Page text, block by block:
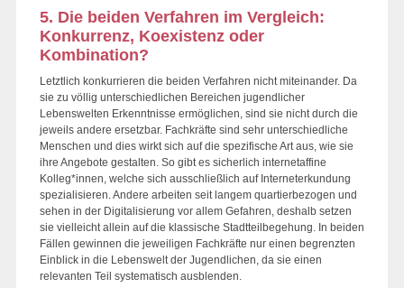
5. Die beiden Verfahren im Vergleich:
Konkurrenz, Koexistenz oder
Kombination?
Letztlich konkurrieren die beiden Verfahren nicht miteinander. Da
sie zu völlig unterschiedlichen Bereichen jugendlicher
Lebenswelten Erkenntnisse ermöglichen, sind sie nicht durch die
jeweils andere ersetzbar. Fachkräfte sind sehr unterschiedliche
Menschen und dies wirkt sich auf die spezifische Art aus, wie sie
ihre Angebote gestalten. So gibt es sicherlich internetaffine
Kolleg*innen, welche sich ausschließlich auf Interneterkundung
spezialisieren. Andere arbeiten seit langem quartierbezogen und
sehen in der Digitalisierung vor allem Gefahren, deshalb setzen
sie vielleicht allein auf die klassische Stadtteilbegehung. In beiden
Fällen gewinnen die jeweiligen Fachkräfte nur einen begrenzten
Einblick in die Lebenswelt der Jugendlichen, da sie einen
relevanten Teil systematisch ausblenden.